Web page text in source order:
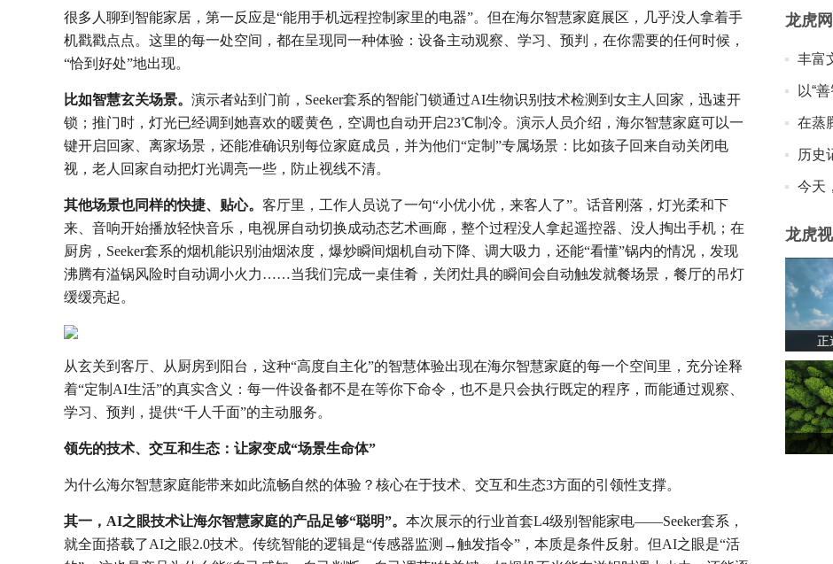
很多人聊到智能家居，第一反应是“能用手机远程控制家里的电器”。但在海尔智慧家庭展区，几乎没人拿着手
机戳戳点点。这里的每一处空间，都在呈现同一种体验：设备主动观察、学习、预判，在你需要的任何时候，
“恰到好处”地出现。
比如智慧玄关场景。 演示者站到门前，Seeker套系的智能门锁通过AI生物识别技术检测到女主人回家，迅速开
锁；推门时，灯光已经调到她喜欢的暖黄色，空调也自动开启23℃制冷。演示人员介绍，海尔智慧家庭可以一
键开启回家、离家场景，还能准确识别每位家庭成员，并为他们“定制”专属场景：比如孩子回来自动关闭电
视，老人回家自动把灯光调亮一些，防止视线不清。
其他场景也同样的快捷、贴心。 客厅里，工作人员说了一句“小优小优，来客人了”。话音刚落，灯光柔和下
来、音响开始播放轻快音乐，电视屏自动切换成动态艺术画廊，整个过程没人拿起遥控器、没人掏出手机；在
厨房，Seeker套系的烟机能识别油烟浓度，爆炒瞬间烟机自动下降、调大吸力，还能“看懂”锅内的情况，发现
沸腾有溢锅风险时自动调小火力……当我们完成一桌佳肴，关闭灶具的瞬间会自动触发就餐场景，餐厅的吊灯
缓缓亮起。
从玄关到客厅、从厨房到阳台，这种“高度自主化”的智慧体验出现在海尔智慧家庭的每一个空间里，充分诠释
着“定制AI生活”的真实含义：每一件设备都不是在等你下命令，也不是只会执行既定的程序，而能通过观察、
学习、预判，提供“千人千面”的主动服务。
领先的技术、交互和生态：让家变成“场景生命体”
为什么海尔智慧家庭能带来如此流畅自然的体验？核心在于技术、交互和生态3方面的引领性支撑。
其一，AI之眼技术让海尔智慧家庭的产品足够“聪明”。 本次展示的行业首套L4级别智能家电——Seeker套系，
就全面搭载了AI之眼2.0技术。传统智能的逻辑是“传感器监测→触发指令”，本质是条件反射。但AI之眼是“活
龙虎
丰富
以“
在蒸
历史
今天
龙虎
正